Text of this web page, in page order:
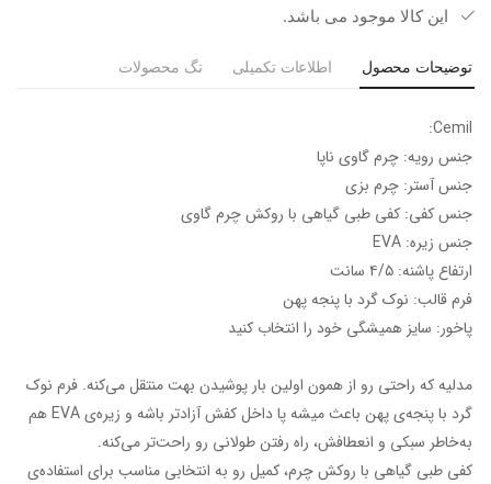
این کالا موجود می باشد.
توضیحات محصول اطلاعات تکمیلی تگ محصولات
Cemil:
جنس رویه: چرم گاوی ناپا
جنس آستر: چرم بزی
جنس کفی: کفی طبی گیاهی با روکش چرم گاوی
جنس زیره: EVA
ارتفاع پاشنه: ۴/۵ سانت
فرم قالب: نوک گرد‌ با پنجه پهن
پاخور: سایز همیشگی خود را انتخاب کنید
مدلیه که راحتی رو از همون اولین بار پوشیدن بهت منتقل می‌کنه. فرم نوک
گرد با پنجه‌ی پهن باعث میشه پا داخل کفش آزادتر باشه و زیره‌ی EVA هم
به‌خاطر سبکی و انعطافش، راه رفتن طولانی رو راحت‌تر می‌کنه.
کفی طبی گیاهی با روکش چرم، کمیل رو به انتخابی مناسب برای استفاده‌ی